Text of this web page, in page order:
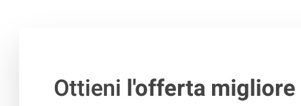
Ottieni l'offerta migliore